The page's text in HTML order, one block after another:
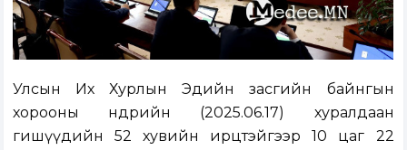
Улсын Их Хурлын Эдийн засгийн байнгын
хорооны өнөөдрийн (2025.06.17) хуралдаан
гишүүдийн 52 хувийн ирцтэйгээр 10 цаг 22